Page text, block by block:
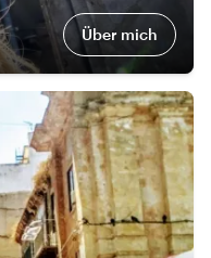
Über mich